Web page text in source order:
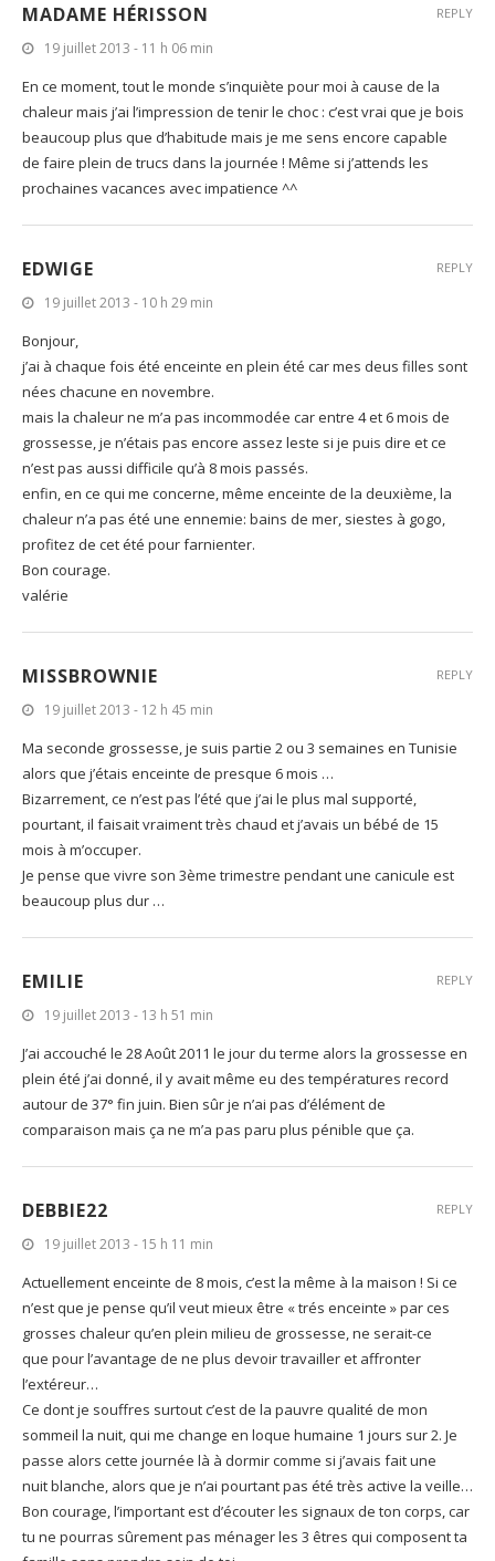
MADAME HÉRISSON
19 juillet 2013 - 11 h 06 min
En ce moment, tout le monde s’inquiète pour moi à cause de la
chaleur mais j’ai l’impression de tenir le choc : c’est vrai que je bois
beaucoup plus que d’habitude mais je me sens encore capable
de faire plein de trucs dans la journée ! Même si j’attends les
prochaines vacances avec impatience ^^
REPLY
EDWIGE
19 juillet 2013 - 10 h 29 min
Bonjour,
j’ai à chaque fois été enceinte en plein été car mes deus filles sont
nées chacune en novembre.
mais la chaleur ne m’a pas incommodée car entre 4 et 6 mois de
grossesse, je n’étais pas encore assez leste si je puis dire et ce
n’est pas aussi difficile qu’à 8 mois passés.
enfin, en ce qui me concerne, même enceinte de la deuxième, la
chaleur n’a pas été une ennemie: bains de mer, siestes à gogo,
profitez de cet été pour farnienter.
Bon courage.
valérie
REPLY
MISSBROWNIE
19 juillet 2013 - 12 h 45 min
Ma seconde grossesse, je suis partie 2 ou 3 semaines en Tunisie
alors que j’étais enceinte de presque 6 mois …
Bizarrement, ce n’est pas l’été que j’ai le plus mal supporté,
pourtant, il faisait vraiment très chaud et j’avais un bébé de 15
mois à m’occuper.
Je pense que vivre son 3ème trimestre pendant une canicule est
beaucoup plus dur …
REPLY
EMILIE
19 juillet 2013 - 13 h 51 min
J’ai accouché le 28 Août 2011 le jour du terme alors la grossesse en
plein été j’ai donné, il y avait même eu des températures record
autour de 37° fin juin. Bien sûr je n’ai pas d’élément de
comparaison mais ça ne m’a pas paru plus pénible que ça.
REPLY
DEBBIE22
19 juillet 2013 - 15 h 11 min
Actuellement enceinte de 8 mois, c’est la même à la maison ! Si ce
n’est que je pense qu’il veut mieux être « trés enceinte » par ces
grosses chaleur qu’en plein milieu de grossesse, ne serait-ce
que pour l’avantage de ne plus devoir travailler et affronter
l’extéreur…
Ce dont je souffres surtout c’est de la pauvre qualité de mon
sommeil la nuit, qui me change en loque humaine 1 jours sur 2. Je
passe alors cette journée là à dormir comme si j’avais fait une
nuit blanche, alors que je n’ai pourtant pas été très active la veille…
Bon courage, l’important est d’écouter les signaux de ton corps, car
tu ne pourras sûrement pas ménager les 3 êtres qui composent ta
REPLY